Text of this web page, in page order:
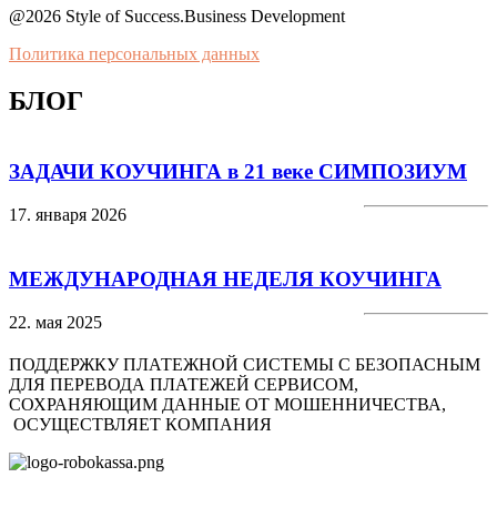
@2026 Style of Success.Business Development
Политика персональных данных
БЛОГ
ЗАДАЧИ КОУЧИНГА в 21 веке СИМПОЗИУМ
17. января 2026
МЕЖДУНАРОДНАЯ НЕДЕЛЯ КОУЧИНГА
22. мая 2025
ПОДДЕРЖКУ ПЛАТЕЖНОЙ СИСТЕМЫ С БЕЗОПАСНЫМ
ДЛЯ ПЕРЕВОДА ПЛАТЕЖЕЙ СЕРВИСОМ,
СОХРАНЯЮЩИМ ДАННЫЕ ОТ МОШЕННИЧЕСТВА,
ОСУЩЕСТВЛЯЕТ КОМПАНИЯ